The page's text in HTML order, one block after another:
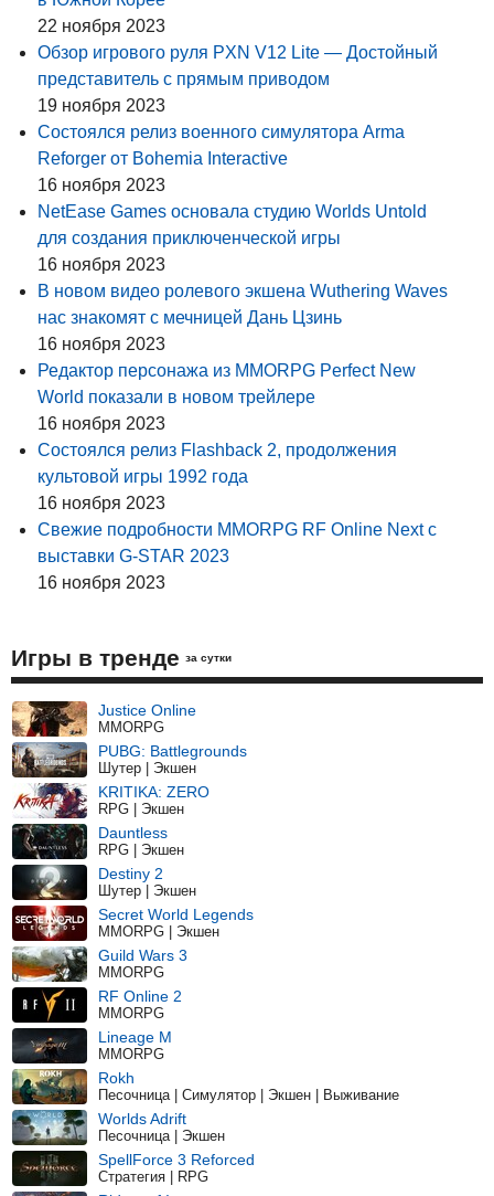
22 ноября 2023
Обзор игрового руля PXN V12 Lite — Достойный
представитель с прямым приводом
19 ноября 2023
Состоялся релиз военного симулятора Arma
Reforger от Bohemia Interactive
16 ноября 2023
NetEase Games основала студию Worlds Untold
для создания приключенческой игры
16 ноября 2023
В новом видео ролевого экшена Wuthering Waves
нас знакомят с мечницей Дань Цзинь
16 ноября 2023
Редактор персонажа из MMORPG Perfect New
World показали в новом трейлере
16 ноября 2023
Состоялся релиз Flashback 2, продолжения
культовой игры 1992 года
16 ноября 2023
Свежие подробности MMORPG RF Online Next с
выставки G-STAR 2023
16 ноября 2023
Игры в тренде за сутки
Justice Online
MMORPG
PUBG: Battlegrounds
Шутер | Экшен
KRITIKA: ZERO
RPG | Экшен
Dauntless
RPG | Экшен
Destiny 2
Шутер | Экшен
Secret World Legends
MMORPG | Экшен
Guild Wars 3
MMORPG
RF Online 2
MMORPG
Lineage M
MMORPG
Rokh
Песочница | Симулятор | Экшен | Выживание
Worlds Adrift
Песочница | Экшен
SpellForce 3 Reforced
Стратегия | RPG